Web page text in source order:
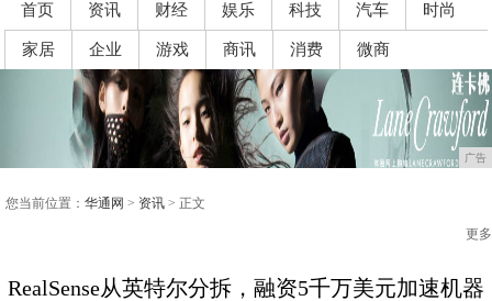
首页 资讯 财经 娱乐 科技 汽车 时尚
家居 企业 游戏 商讯 消费 微商
广告
您当前位置： 华通网 > 资讯 > 正文
更多
RealSense从英特尔分拆，融资5千万美元加速机器